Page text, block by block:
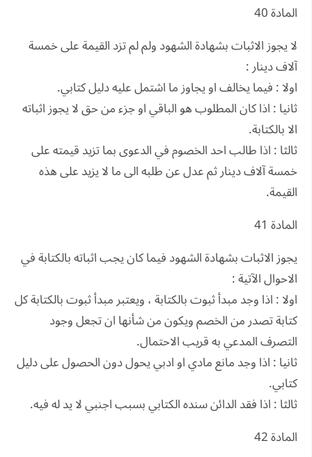
المادة 40
لا يجوز الاثبات بشهادة الشهود ولم لم تزد القيمة على خمسة
آلاف دينار :
اولا : فيما يخالف او يجاوز ما اشتمل عليه دليل كتابي.
ثانيا : اذا كان المطلوب هو الباقي او جزء من حق لا يجوز اثباته
الا بالكتابة.
ثالثا : اذا طالب احد الخصوم في الدعوى بما تزيد قيمته على
خمسة آلاف دينار ثم عدل عن طلبه الى ما لا يزيد على هذه
القيمة.
المادة 41
يجوز الاثبات بشهادة الشهود فيما كان يجب اثباته بالكتابة في
الاحوال الآتية :
اولا : اذا وجد مبدأ ثبوت بالكتابة ، ويعتبر مبدأ ثبوت بالكتابة كل
كتابة تصدر من الخصم ويكون من شأنها ان تجعل وجود
التصرف المدعي به قريب الاحتمال.
ثانيا : اذا وجد مانع مادي او ادبي يحول دون الحصول على دليل
كتابي.
ثالثا : اذا فقد الدائن سنده الكتابي بسبب اجنبي لا يد له فيه.
المادة 42